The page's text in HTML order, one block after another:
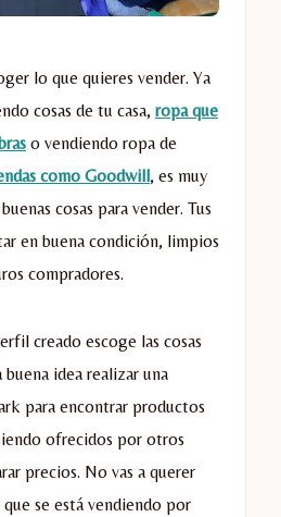
lo que quieres vender. Ya
cosas de tu casa, ropa que
o vendiendo ropa de
como Goodwill, es muy
cosas para vender. Tus
en buena condición, limpios
compradores.
creado escoge las cosas
buena idea realizar una
para encontrar productos
ofrecidos por otros
precios. No vas a querer
se está vendiendo por